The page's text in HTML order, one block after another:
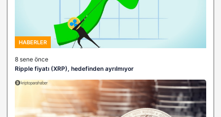
HABERLER
8 sene önce
Ripple fiyatı (XRP), hedefinden ayrılmıyor